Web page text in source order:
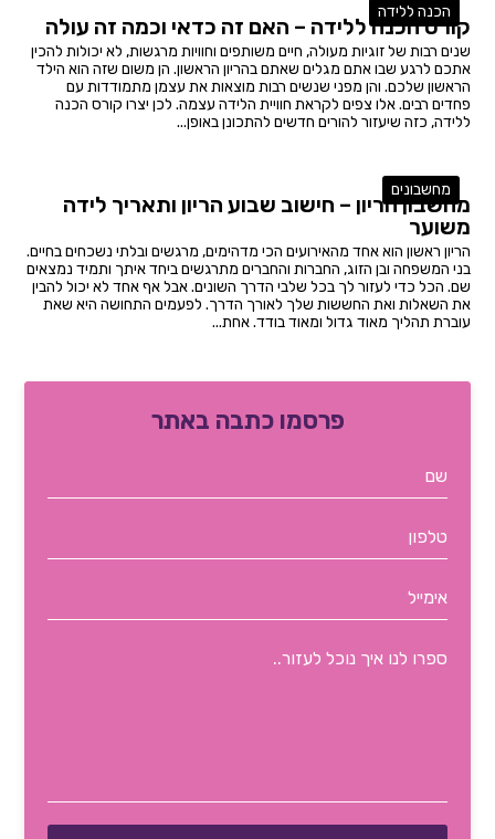
הכנה ללידה
קורס הכנה ללידה – האם זה כדאי וכמה זה עולה
שנים רבות של זוגיות מעולה, חיים משותפים וחוויות מרגשות, לא יכולות להכין
אתכם לרגע שבו אתם מגלים שאתם בהריון הראשון. הן משום שזה הוא הילד
הראשון שלכם. והן מפני שנשים רבות מוצאות את עצמן מתמודדות עם
פחדים רבים. אלו צפים לקראת חוויית הלידה עצמה. לכן יצרו קורס הכנה
ללידה, כזה שיעזור להורים חדשים להתכונן באופן...
מחשבונים
מחשבון הריון – חישוב שבוע הריון ותאריך לידה
משוער
הריון ראשון הוא אחד מהאירועים הכי מדהימים, מרגשים ובלתי נשכחים בחיים.
בני המשפחה ובן הזוג, החברות והחברים מתרגשים ביחד איתך ותמיד נמצאים
שם. הכל כדי לעזור לך בכל שלבי הדרך השונים. אבל אף אחד לא יכול להבין
את השאלות ואת החששות שלך לאורך הדרך. לפעמים התחושה היא שאת
עוברת תהליך מאוד גדול ומאוד בודד. אחת...
פרסמו כתבה באתר